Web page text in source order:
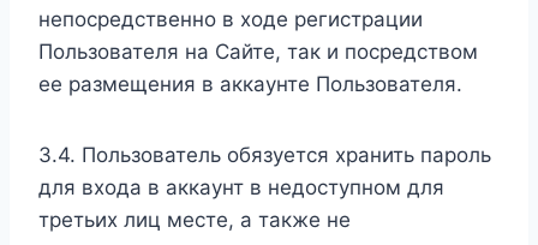
непосредственно в ходе регистрации
Пользователя на Сайте, так и посредством
ее размещения в аккаунте Пользователя.
3.4. Пользователь обязуется хранить пароль
для входа в аккаунт в недоступном для
третьих лиц месте, а также не